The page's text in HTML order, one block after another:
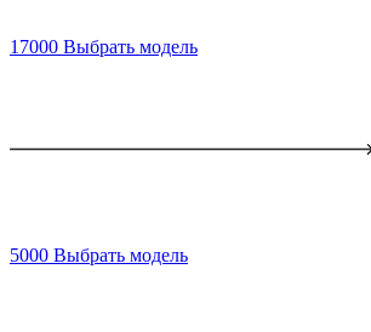
17000 Выбрать модель
5000 Выбрать модель